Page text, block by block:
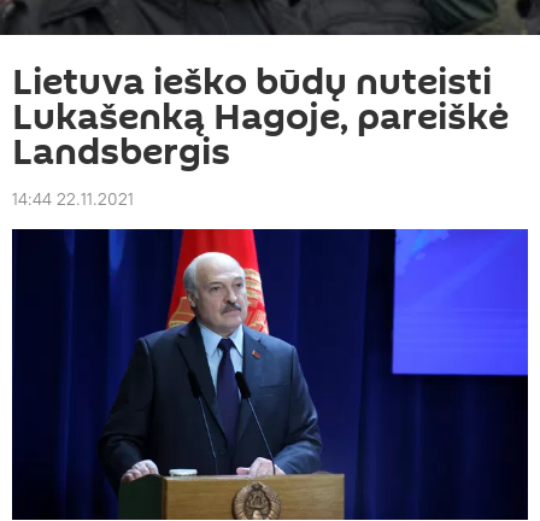
Lietuva ieško būdų nuteisti
Lukašenką Hagoje, pareiškė
Landsbergis
14:44 22.11.2021